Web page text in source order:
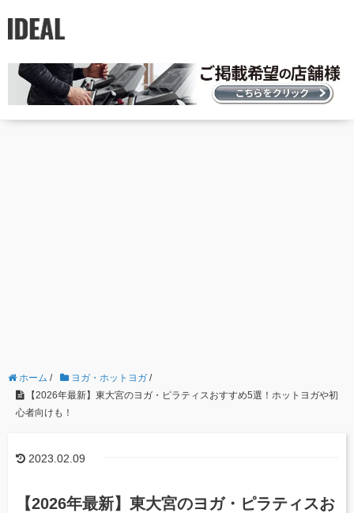
ホーム / ヨガ・ホットヨガ /
【2026年最新】東大宮のヨガ・ピラティスおすすめ5選！ホットヨガや初
心者向けも！
2023.02.09
【2026年最新】東大宮のヨガ・ピラティスお